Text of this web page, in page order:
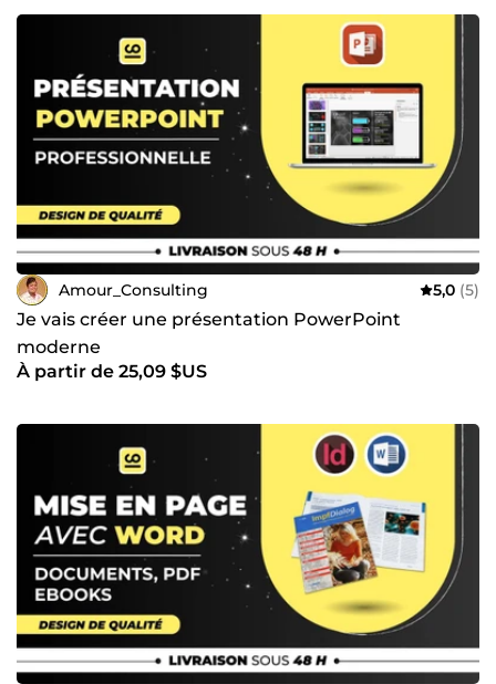
Configuration et sécurisation de SPF, DKIM, DMARC pour
optimiser la délivrabilité des e-mails. Gestion de
portefeuille de noms de domaine et audit de
l'infrastructure de messagerie. ✅ Migration &amp;
Configuration : Assistance pour la migration vers Google
Workspace, Microsoft 365, et configuration d'outils d'e-
mailing comme Sendgrid, MailChimp, etc. 📢 Je suis à
votre écoute pour discuter de vos besoins et vous
accompagner dans la réalisation de vos projets. À très vite
Amour_Consulting 5,0 (5)
Je vais créer une présentation PowerPoint
moderne
À partir de 25,09 $US